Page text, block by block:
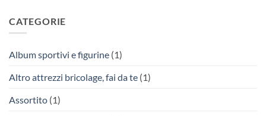
CATEGORIE
Album sportivi e figurine (1)
Altro attrezzi bricolage, fai da te (1)
Assortito (1)